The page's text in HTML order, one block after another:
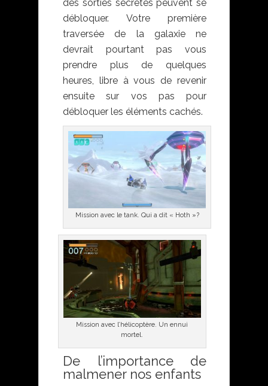
des sorties secrètes peuvent se
débloquer. Votre première
traversée de la galaxie ne
devrait pourtant pas vous
prendre plus de quelques
heures, libre à vous de revenir
ensuite sur vos pas pour
débloquer les éléments cachés.
Mission avec le tank. Qui a dit « Hoth »?
Mission avec l’hélicoptère. Un ennui
mortel.
De l’importance de
malmener nos enfants